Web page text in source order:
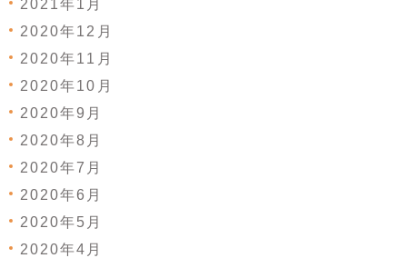
2021年1月
2020年12月
2020年11月
2020年10月
2020年9月
2020年8月
2020年7月
2020年6月
2020年5月
2020年4月